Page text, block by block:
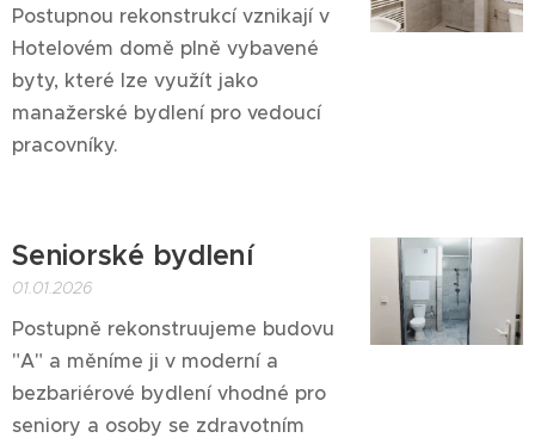
Postupnou rekonstrukcí vznikají v
Hotelovém domě plně vybavené
byty, které lze využít jako
manažerské bydlení pro vedoucí
pracovníky.
Seniorské bydlení
01.01.2026
Postupně rekonstruujeme budovu
"A" a měníme ji v moderní a
bezbariérové bydlení vhodné pro
seniory a osoby se zdravotním